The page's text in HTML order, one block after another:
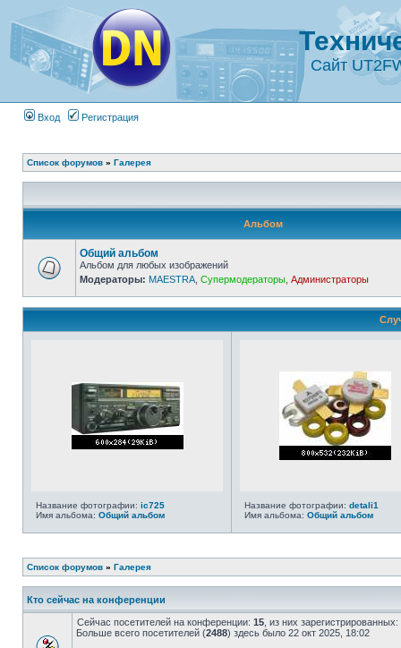
Сайт
Вход Регистрация
Список форумов » Галерея
Альбом
Общий альбом
Альбом для любых изображений
Модераторы: MAESTRA Супермодераторы Администраторы
Название фотографии: ic725
Имя альбома: Общий альбом
Название фотографии: detali1
Имя альбома: Общий альбом
Список форумов » Галерея
Кто сейчас на конференции
Сейчас посетителей на конференции: 15 , из них
Больше всего посетителей (2488) здесь было 22 окт 2025, 18:02